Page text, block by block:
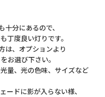
分にあるので、
丁度良い灯りです。
は、オプションより
お選び下さい。
量、光の色味、サイズなど
ードに影が入らない様、